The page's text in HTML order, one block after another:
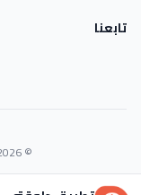
تابعنا
© 2026 Dlwaqty. جميع الحقوق محفوظة.